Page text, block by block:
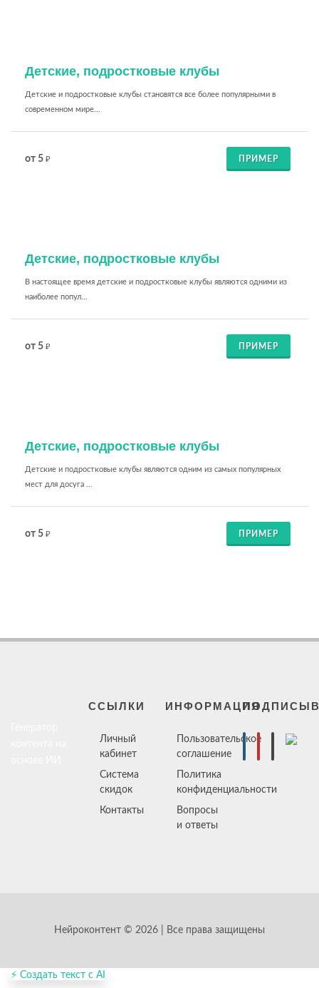
Детские, подростковые клубы
Детские и подростковые клубы становятся все более популярными в
современном мире...
от 5 ₽ ПРИМЕР
Детские, подростковые клубы
В настоящее время детские и подростковые клубы являются одними из
наиболее попул...
от 5 ₽ ПРИМЕР
Детские, подростковые клубы
Детские и подростковые клубы являются одним из самых популярных
мест для досуга ...
от 5 ₽ ПРИМЕР
ССЫЛКИ
Личный
кабинет
Система
скидок
Контакты
ИНФОРМАЦИЯ
Пользовательское
соглашение
Политика
конфиденциальности
Вопросы
и ответы
Нейроконтент © 2026 | Все права защищены
⚡ Создать текст с AI